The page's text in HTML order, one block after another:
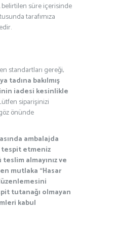
süre içerisinde
tarafımıza
standartları gereği,
tadına bakılmış
iadesi kesinlikle
siparişinizi
önünde
ambalajda
etmeniz
almayınız ve
mutlaka “Hasar
tutanağı olmayan
kabul